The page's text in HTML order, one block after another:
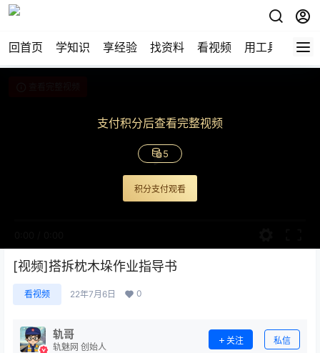
回首页 学知识 享经验 找资料 看视频 用工具 论技
支付积分后查看完整视频
5
积分支付观看
[视频]搭拆枕木垛作业指导书
看视频 22年7月6日 0
轨哥
轨魅网 创始人
关注 私信